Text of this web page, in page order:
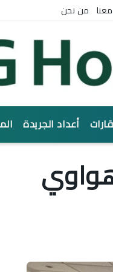
من نحن
أعداد الجريدة